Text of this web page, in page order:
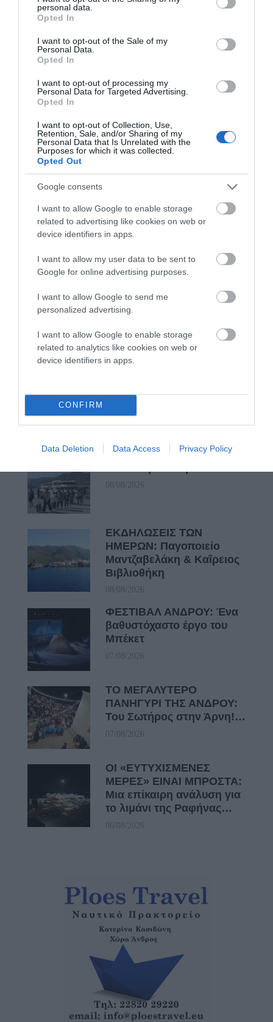
grant or deny consent to Google and its third-party tags to
use your data for below specified purposes in below Google
consent section.
personal data.
Opted In
I want to opt-out of the Sale of my
Personal Data.
Opted In
I want to opt-out of processing my
Personal Data for Targeted Advertising.
Opted In
I want to opt-out of Collection, Use,
Retention, Sale, and/or Sharing of my
Personal Data that Is Unrelated with the
Purposes for which it was collected.
Opted Out
Google consents
I want to allow Google to enable storage
related to advertising like cookies on web or
device identifiers in apps.
I want to allow my user data to be sent to
Google for online advertising purposes.
I want to allow Google to send me
personalized advertising.
I want to allow Google to enable storage
related to analytics like cookies on web or
device identifiers in apps.
CONFIRM
Data Deletion Data Access Privacy Policy
Προτεινόμενα άρθρα
Γιατί οι Τούρκοι συρρέουν στα ελληνικά νησιά
Μαντζαβελάκη & Καΐρειος Βιβλιοθήκη
Μπέκετ
ευκαιρίες για να φανεί.
ΡΑΦΗΝΑ – ΘΕΟΥΤΑ σημειώσατε…
Πρόσφατα Άρθρα
Γιατί οι Τούρκοι συρρέουν
08/08/2026
ΕΚΔΗΛΩΣΕΙΣ ΤΩΝ
ΗΜΕΡΩΝ: Παγοποιείο
Μαντζαβελάκη & Καΐρειος
Βιβλιοθήκη
08/08/2026
ΦΕΣΤΙΒΑΛ ΑΝΔΡΟΥ: Ένα
βαθυστόχαστο έργο του
Μπέκετ
07/08/2026
ΤΟ ΜΕΓΑΛΥΤΕΡΟ
ΠΑΝΗΓΥΡΙ ΤΗΣ ΑΝΔΡΟΥ:
Του Σωτήρος στην Άρνη!…
07/08/2026
ΟΙ «ΕΥΤΥΧΙΣΜΕΝΕΣ
ΜΕΡΕΣ» ΕΙΝΑΙ ΜΠΡΟΣΤΑ:
Μια επίκαιρη ανάλυση για
το λιμάνι της Ραφήνας…
06/08/2026